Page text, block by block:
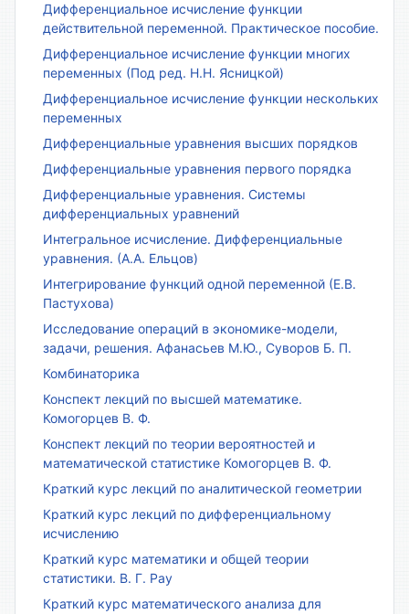
Дифференциальное исчисление функции
действительной переменной. Практическое пособие.
Дифференциальное исчисление функции многих
переменных (Под ред. Н.Н. Ясницкой)
Дифференциальное исчисление функции нескольких
переменных
Дифференциальные уравнения высших порядков
Дифференциальные уравнения первого порядка
Дифференциальные уравнения. Системы
дифференциальных уравнений
Интегральное исчисление. Дифференциальные
уравнения. (А.А. Ельцов)
Интегрирование функций одной переменной (Е.В.
Пастухова)
Исследование операций в экономике-модели,
задачи, решения. Афанасьев М.Ю., Суворов Б. П.
Комбинаторика
Конспект лекций по высшей математике.
Комогорцев В. Ф.
Конспект лекций по теории вероятностей и
математической статистике Комогорцев В. Ф.
Краткий курс лекций по аналитической геометрии
Краткий курс лекций по дифференциальному
исчислению
Краткий курс математики и общей теории
статистики. В. Г. Рау
Краткий курс математического анализа для